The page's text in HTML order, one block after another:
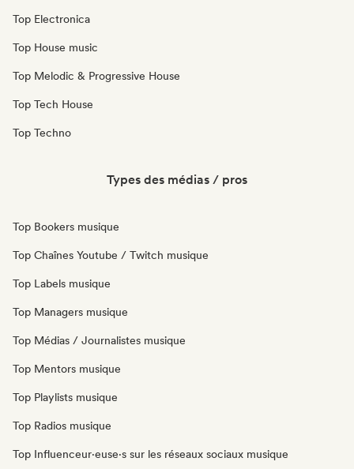
Top Electronica
Top House music
Top Melodic & Progressive House
Top Tech House
Top Techno
Types des médias / pros
Top Bookers musique
Top Chaînes Youtube / Twitch musique
Top Labels musique
Top Managers musique
Top Médias / Journalistes musique
Top Mentors musique
Top Playlists musique
Top Radios musique
Top Influenceur·euse·s sur les réseaux sociaux musique